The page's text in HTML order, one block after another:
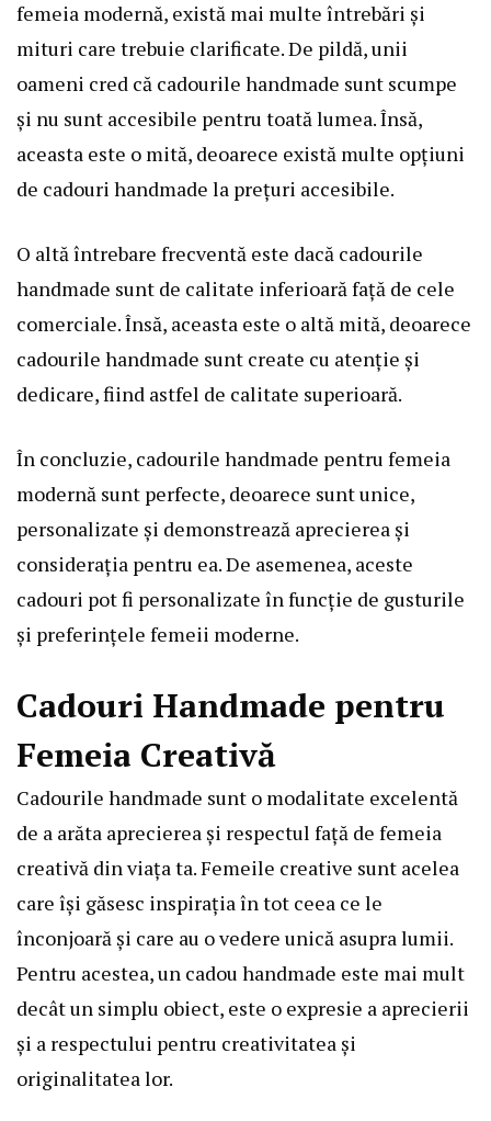
femeia modernă, există mai multe întrebări și
mituri care trebuie clarificate. De pildă, unii
oameni cred că cadourile handmade sunt scumpe
și nu sunt accesibile pentru toată lumea. Însă,
aceasta este o mită, deoarece există multe opțiuni
de cadouri handmade la prețuri accesibile.
O altă întrebare frecventă este dacă cadourile
handmade sunt de calitate inferioară față de cele
comerciale. Însă, aceasta este o altă mită, deoarece
cadourile handmade sunt create cu atenție și
dedicare, fiind astfel de calitate superioară.
În concluzie, cadourile handmade pentru femeia
modernă sunt perfecte, deoarece sunt unice,
personalizate și demonstrează aprecierea și
considerația pentru ea. De asemenea, aceste
cadouri pot fi personalizate în funcție de gusturile
și preferințele femeii moderne.
Cadouri Handmade pentru
Femeia Creativă
Cadourile handmade sunt o modalitate excelentă
de a arăta aprecierea și respectul față de femeia
creativă din viața ta. Femeile creative sunt acelea
care își găsesc inspirația în tot ceea ce le
înconjoară și care au o vedere unică asupra lumii.
Pentru acestea, un cadou handmade este mai mult
decât un simplu obiect, este o expresie a aprecierii
și a respectului pentru creativitatea și
originalitatea lor.